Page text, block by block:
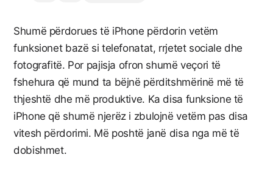
Shumë përdorues të iPhone përdorin vetëm
funksionet bazë si telefonatat, rrjetet sociale dhe
fotografitë. Por pajisja ofron shumë veçori të
fshehura që mund ta bëjnë përditshmërinë më të
thjeshtë dhe më produktive. Ka disa funksione të
iPhone që shumë njerëz i zbulojnë vetëm pas disa
vitesh përdorimi. Më poshtë janë disa nga më të
dobishmet.